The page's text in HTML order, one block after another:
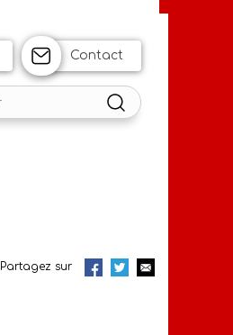
Contact
Partagez sur